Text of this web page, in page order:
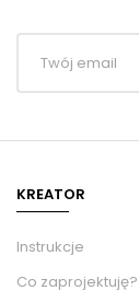
KREATOR
Instrukcje
Co zaprojektuję?